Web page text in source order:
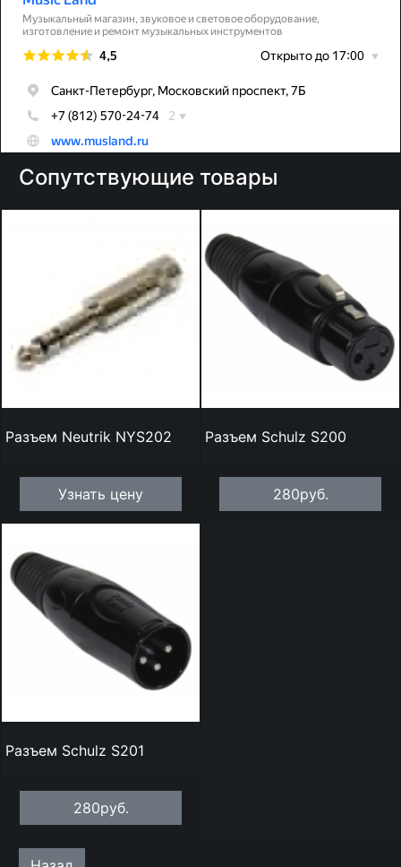
Сопутствующие товары
Разъем Neutrik NYS202
Узнать цену
Разъем Schulz S200
280руб.
Разъем Schulz S201
280руб.